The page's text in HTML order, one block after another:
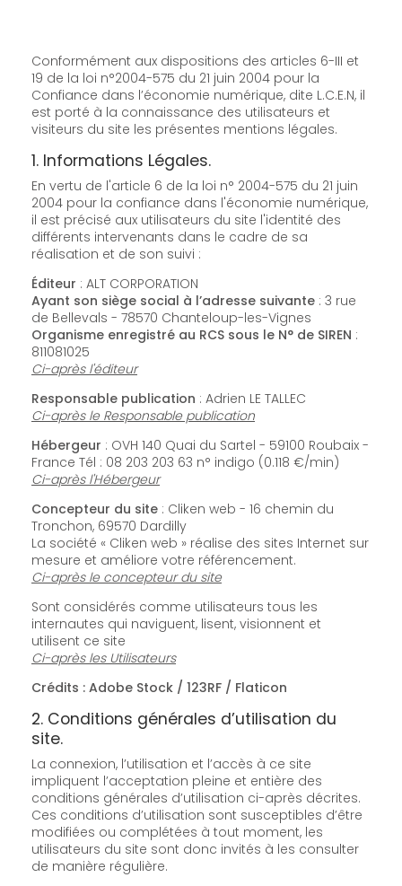
Conformément aux dispositions des articles 6-III et
19 de la loi n°2004-575 du 21 juin 2004 pour la
Confiance dans l’économie numérique, dite L.C.E.N, il
est porté à la connaissance des utilisateurs et
visiteurs du site les présentes mentions légales.
1. Informations Légales.
En vertu de l'article 6 de la loi n° 2004-575 du 21 juin
2004 pour la confiance dans l'économie numérique,
il est précisé aux utilisateurs du site l'identité des
différents intervenants dans le cadre de sa
réalisation et de son suivi :
Éditeur : ALT CORPORATION
Ayant son siège social à l’adresse suivante : 3 rue
de Bellevals - 78570 Chanteloup-les-Vignes
Organisme enregistré au RCS sous le N° de SIREN :
811081025
Ci-après l'éditeur
Responsable publication : Adrien LE TALLEC
Ci-après le Responsable publication
Hébergeur : OVH 140 Quai du Sartel - 59100 Roubaix -
France Tél : 08 203 203 63 n° indigo (0.118 €/min)
Ci-après l'Hébergeur
Concepteur du site : Cliken web - 16 chemin du
Tronchon, 69570 Dardilly
La société « Cliken web » réalise des sites Internet sur
mesure et améliore votre référencement.
Ci-après le concepteur du site
Sont considérés comme utilisateurs tous les
internautes qui naviguent, lisent, visionnent et
utilisent ce site
Ci-après les Utilisateurs
Crédits : Adobe Stock / 123RF / Flaticon
2. Conditions générales d’utilisation du
site.
La connexion, l’utilisation et l’accès à ce site
impliquent l’acceptation pleine et entière des
conditions générales d’utilisation ci-après décrites.
Ces conditions d’utilisation sont susceptibles d’être
modifiées ou complétées à tout moment, les
utilisateurs du site sont donc invités à les consulter
de manière régulière.